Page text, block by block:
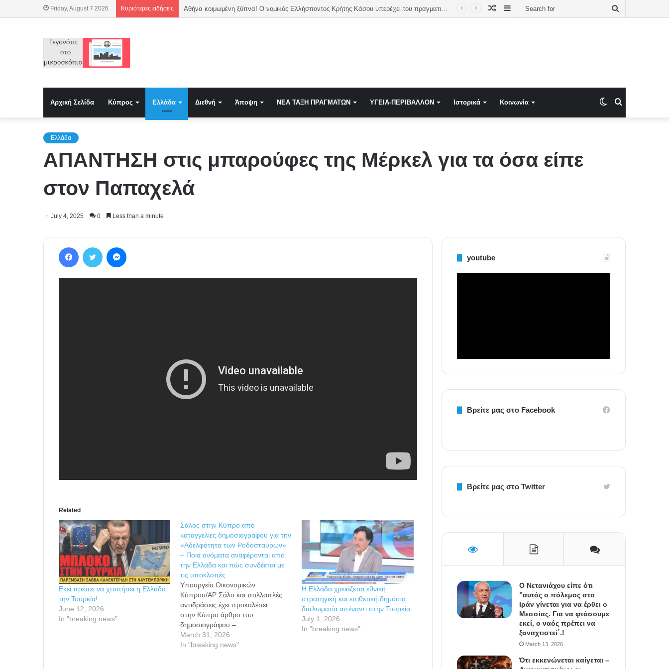
Friday, August 7 2026 Κυριότερες ειδήσεις Αντιδράσεις στην Τουρκία για τον GSI μετά τη συμφωνία Meridiam Sidebar
Random
Αρχική Σελίδα Κύπρος Ελλάδα Διεθνή Άποψη NEA TAΞΗ ΠΡΑΓΜΑΤΩΝ ΥΓΕΙΑ-ΠΕΡΙΒΑΛΛΟΝ Ιστορικά Κοινωνία Switch
Ελλάδα
ΑΠΑΝΤΗΣΗ στις μπαρούφες της Μέρκελ για τα όσα είπε
στον Παπαχελά
July 4, 2025 0 Less than a minute
Related
Εκεί πρέπει να χτυπήσει η Ελλάδα
την Τουρκία!
June 12, 2026
In "breaking news"
Σάλος στην Κύπρο από
καταγγελίες δημοσιογράφου για την
«Αδελφότητα των Ροδοσταύρων»
– Ποια ονόματα αναφέρονται από
την Ελλάδα και πώς συνδέεται με
τις υποκλοπές
Υπουργείο Οικονομικών
Κύπρου/AP Σάλο και πολλαπλές
αντιδράσεις έχει προκαλέσει
στην Κύπρο άρθρο του
δημοσιογράφου –
ερευνητή Μακάριου Δρουσιώτη με
το οποίο προβαίνει σε
March 31, 2026
In "breaking news"
Η Ελλάδα χρειάζεται εθνική
στρατηγική και επιθετική δημόσια
διπλωματία απέναντι στην Τουρκία
July 1, 2026
In "breaking news"
youtube
Βρείτε μας στο Facebook
Βρείτε μας στο Twitter
Ο Νετανιάχου είπε ότι
”αυτός ο πόλεμος στο
Ιράν γίνεται για να έρθει ο
Μεσσίας. Για να φτάσουμε
εκεί, ο ναός πρέπει να
ξαναχτιστεί΄.!
March 13, 2026
Ότι εκκενώνεται καίγεται –